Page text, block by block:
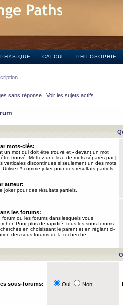
PHYSIQUE CALCUL PHILOSOPHIE
sans réponse | Voir les sujets actifs
mots-clés:
un mot qui doit être trouvé et - devant un mot
trouvé. Mettez une liste de mots séparés par|
verticales discontinues si seulement un des mots
Utilisez * comme joker pour des résultats partiels.
auteur:
joker pour des résultats partiels.
les forums:
forum ou les forums dans lesquels vous
Pour plus de rapidité, tous les sous-forums
en choisissant le parent et en réglant ci-
des sous-forums de la recherche.
sous-forums: Oui Non